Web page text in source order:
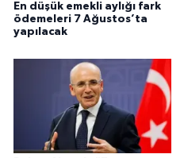
En düşük emekli aylığı fark
ödemeleri 7 Ağustos’ta
yapılacak